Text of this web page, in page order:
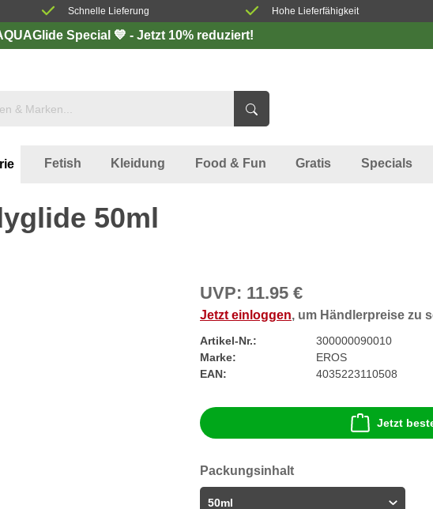
Schnelle Lieferung Hohe Lieferfähigkeit
Special 💙 - Jetzt 10% reduziert!
Fetish Kleidung Food & Fun Gratis Specials
50ml
UVP: 11.95 €
Jetzt einloggen, um Händlerpreise zu
Artikel-Nr.:
300000090010
Marke:
EROS
EAN:
4035223110508
Jetzt
Packungsinhalt